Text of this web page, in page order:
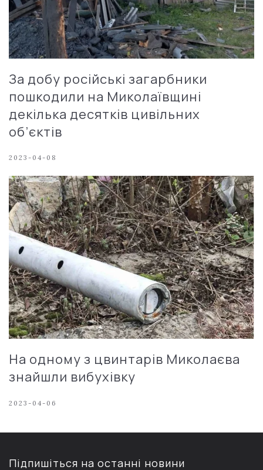
За добу російські загарбники
пошкодили на Миколаївщині
декілька десятків цивільних
об’єктів
2023-04-08
На одному з цвинтарів Миколаєва
знайшли вибухівку
2023-04-06
Підпишіться на останні новини